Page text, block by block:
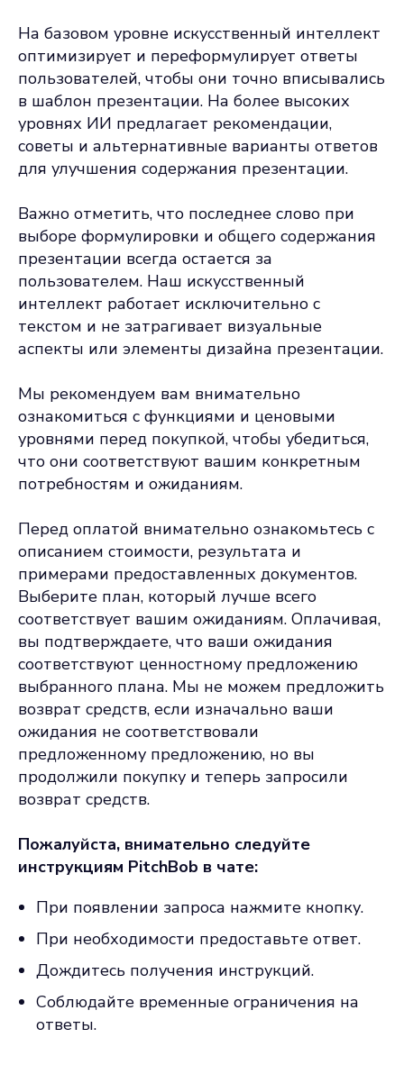
На базовом уровне искусственный интеллект
оптимизирует и переформулирует ответы
пользователей, чтобы они точно вписывались
в шаблон презентации. На более высоких
уровнях ИИ предлагает рекомендации,
советы и альтернативные варианты ответов
для улучшения содержания презентации.
Важно отметить, что последнее слово при
выборе формулировки и общего содержания
презентации всегда остается за
пользователем. Наш искусственный
интеллект работает исключительно с
текстом и не затрагивает визуальные
аспекты или элементы дизайна презентации.
Мы рекомендуем вам внимательно
ознакомиться с функциями и ценовыми
уровнями перед покупкой, чтобы убедиться,
что они соответствуют вашим конкретным
потребностям и ожиданиям.
Перед оплатой внимательно ознакомьтесь с
описанием стоимости, результата и
примерами предоставленных документов.
Выберите план, который лучше всего
соответствует вашим ожиданиям. Оплачивая,
вы подтверждаете, что ваши ожидания
соответствуют ценностному предложению
выбранного плана. Мы не можем предложить
возврат средств, если изначально ваши
ожидания не соответствовали
предложенному предложению, но вы
продолжили покупку и теперь запросили
возврат средств.
Пожалуйста, внимательно следуйте
инструкциям PitchBob в чате:
При появлении запроса нажмите кнопку.
При необходимости предоставьте ответ.
Дождитесь получения инструкций.
Соблюдайте временные ограничения на
ответы.